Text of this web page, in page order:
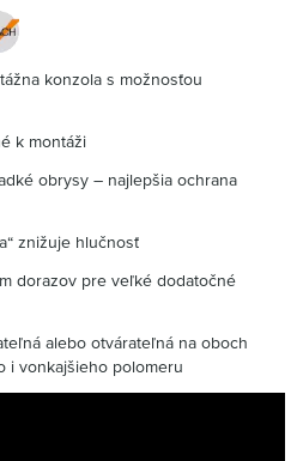
konzola s možnosťou
k montáži
obrysy – najlepšia ochrana
znižuje hlučnosť
dorazov pre veľké dodatočné
alebo otvárateľná na oboch
i vonkajšieho polomeru